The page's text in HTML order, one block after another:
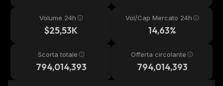
Volume 24h
$25,53K
Vol/Cap Mercato 24h
14,63%
Scorta totale
794,014,393
Offerta circolante
794,014,393